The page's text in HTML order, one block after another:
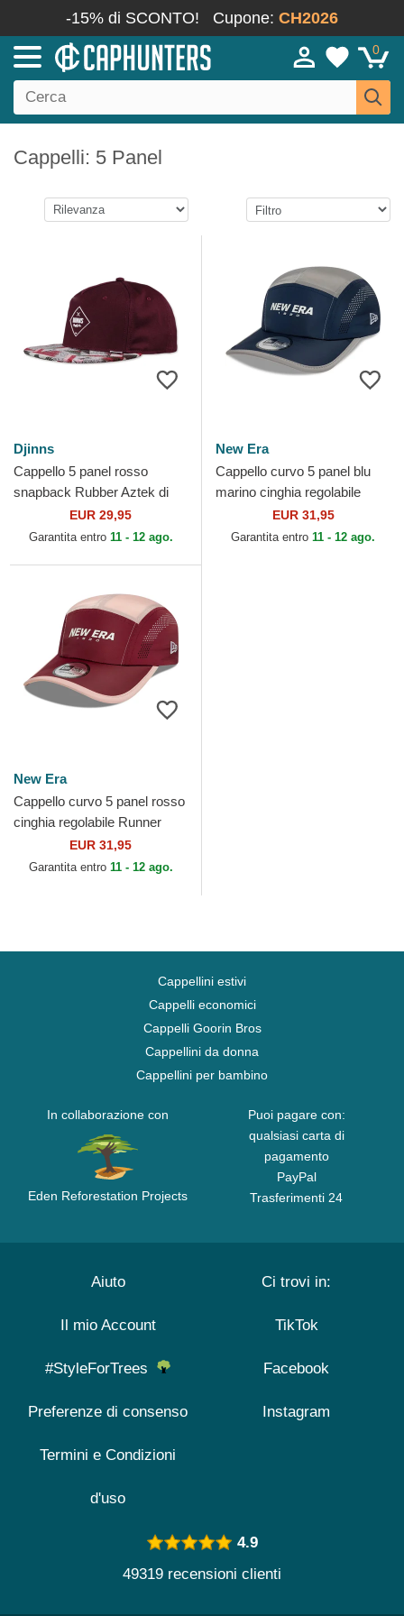
-15% di SCONTO! Cupone: CH2026
0
Cappelli: 5 Panel
Djinns
Cappello 5 panel rosso
snapback Rubber Aztek di
EUR 29,95
Garantita entro 11 - 12 ago.
New Era
Cappello curvo 5 panel blu
marino cinghia regolabile
Runner Colour Block di New
Era
EUR 31,95
Garantita entro 11 - 12 ago.
New Era
Cappello curvo 5 panel rosso
cinghia regolabile Runner
Colour Block di New Era
EUR 31,95
Garantita entro 11 - 12 ago.
Cappellini estivi
Cappelli economici
Cappelli Goorin Bros
Cappellini da donna
Cappellini per bambino
In collaborazione con
Eden Reforestation Projects
Puoi pagare con:
qualsiasi carta di
pagamento
PayPal
Trasferimenti 24
Aiuto
Il mio Account
#StyleForTrees
Preferenze di consenso
Termini e Condizioni
d'uso
Ci trovi in:
TikTok
Facebook
Instagram
4.9
49319 recensioni clienti